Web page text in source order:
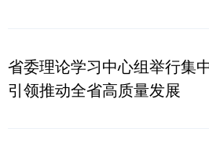
省委理论学习中心组举行集
引领推动全省高质量发展